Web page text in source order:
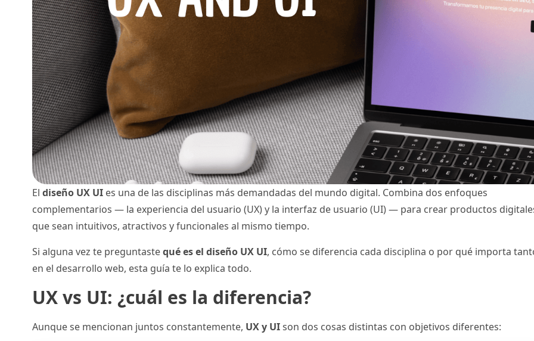
El diseño UX UIes una de las disciplinas más demandadas del mundo digital. Combina dos enfoques
complementarios — la experiencia del usuario (UX) y la interfaz de usuario (UI) — para crear productos
que sean intuitivos, atractivos y funcionales al mismo tiempo.
Si alguna vez te preguntastequé es el diseño UX UI, cómo se diferencia cada disciplina o por qué importa
en el desarrollo web, esta guía te lo explica todo.
UX vs UI: ¿cuál es la diferencia?
Aunque se mencionan juntos constantemente, UX y UIson dos cosas distintas con objetivos diferentes: